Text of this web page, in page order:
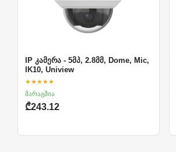
IP კამერა - 5მპ, 2.8მმ, Dome, Mic,
IK10, Uniview
★★★★★
მარაგშია
₾243.12